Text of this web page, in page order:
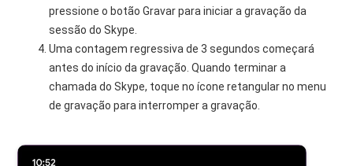
pressione o botão Gravar para iniciar a gravação da
sessão do Skype.
Uma contagem regressiva de 3 segundos começará
antes do início da gravação. Quando terminar a
chamada do Skype, toque no ícone retangular no menu
de gravação para interromper a gravação.